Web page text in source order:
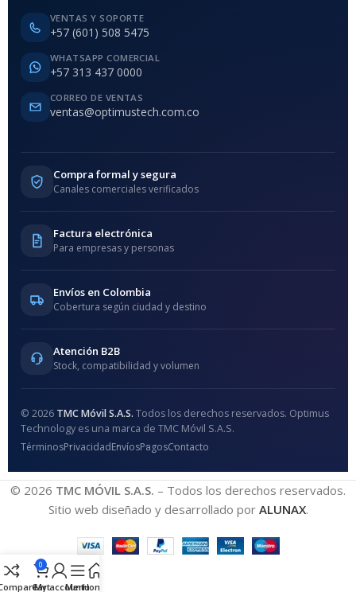
VENTAS Y SOPORTE
+57 (601) 508 5475
WHATSAPP COMERCIAL
+57 313 437 0000
CORREO DE VENTAS
ventas@optimustech.com.co
Compra formal y segura
Canales comerciales verificados
Factura electrónica
Para empresas y personas
Envíos en Colombia
Cobertura según ciudad y destino
Atención B2B
Stock, compatibilidad y volumen
© 2026 TMC Móvil S.A.S. Todos los derechos reservados. Optimus
Technology es una marca de TMC Móvil S.A.S.
TérminosPrivacidadEnvíosPagosContacto
© 2026 TMC MÓVIL S.A.S. – Todos los derechos reservados.
Sitio web diseñado y desarrollado por ALUNAX.
0
Cart
My account
MenuHome